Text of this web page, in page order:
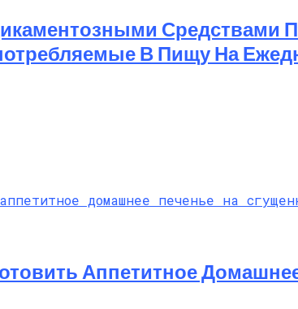
Средствами
В Пищу На
Аппетитное